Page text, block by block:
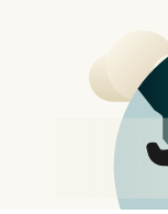
iOS
AirDrop
【教学